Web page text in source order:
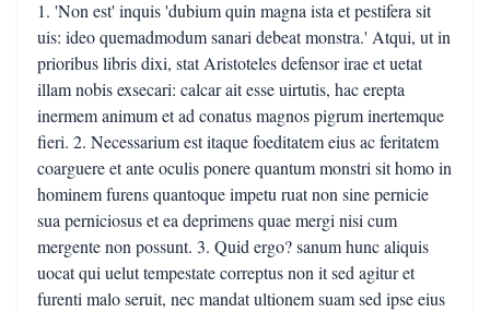
1. 'Non est' inquis 'dubium quin magna ista et pestifera sit
uis: ideo quemadmodum sanari debeat monstra.' Atqui, ut in
prioribus libris dixi, stat Aristoteles defensor irae et uetat
illam nobis exsecari: calcar ait esse uirtutis, hac erepta
inermem animum et ad conatus magnos pigrum inertemque
fieri. 2. Necessarium est itaque foeditatem eius ac feritatem
coarguere et ante oculis ponere quantum monstri sit homo in
hominem furens quantoque impetu ruat non sine pernicie
sua perniciosus et ea deprimens quae mergi nisi cum
mergente non possunt. 3. Quid ergo? sanum hunc aliquis
uocat qui uelut tempestate correptus non it sed agitur et
furenti malo seruit, nec mandat ultionem suam sed ipse eius